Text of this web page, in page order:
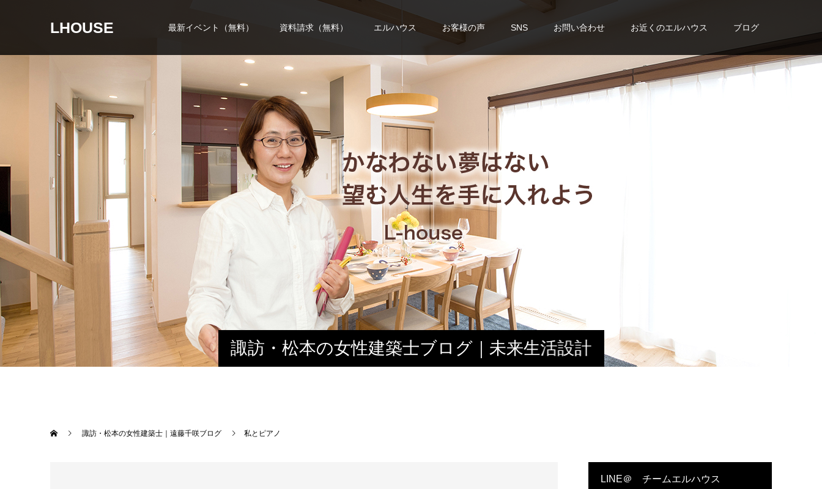
LHOUSE 最新イベント（無料） 資料請求（無料） エルハウス お客様の声 SNS お問い合わせ お近くのエルハウス ブログ
諏訪・松本の女性建築士ブログ｜未来生活設計
諏訪・松本の女性建築士｜遠藤千咲ブログ 私とピアノ
LINE＠ チームエルハウス